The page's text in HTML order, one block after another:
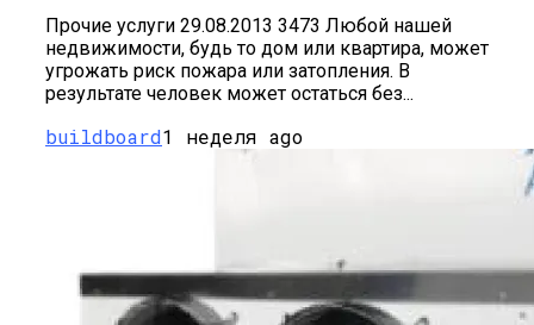
Прочие услуги 29.08.2013 3473 Любой нашей
недвижимости, будь то дом или квартира, может
угрожать риск пожара или затопления. В
результате человек может остаться без...
buildboard1 неделя ago